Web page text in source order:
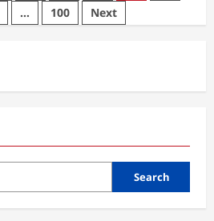
… 100 Next
Search